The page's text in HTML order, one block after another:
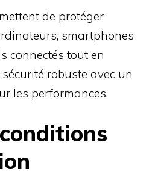
de protéger
smartphones
connectés tout en
robuste avec un
les performances.